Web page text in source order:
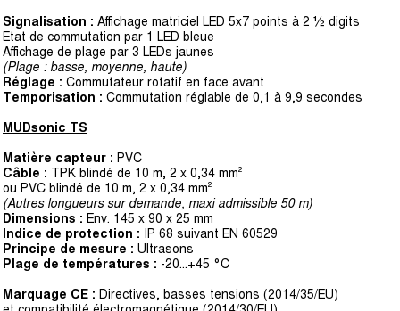
Signalisation : Affichage matriciel LED 5x7 points à 2 ½ digits
Etat de commutation par 1 LED bleue
Affichage de plage par 3 LEDs jaunes
(Plage : basse, moyenne, haute)
Réglage : Commutateur rotatif en face avant
Temporisation : Commutation réglable de 0,1 à 9,9 secondes
MUDsonic TS
Matière capteur : PVC
Câble : TPK blindé de 10 m, 2 x 0,34 mm²
ou PVC blindé de 10 m, 2 x 0,34 mm²
(Autres longueurs sur demande, maxi admissible 50 m)
Dimensions : Env. 145 x 90 x 25 mm
Indice de protection : IP 68 suivant EN 60529
Principe de mesure : Ultrasons
Plage de températures : -20...+45 °C
Marquage CE : Directives, basses tensions (2014/35/EU)